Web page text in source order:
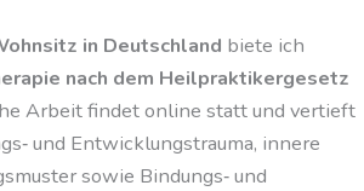
in Deutschland biete ich
nach dem Heilpraktikergesetz
Arbeit findet online statt und vertieft
und Entwicklungstrauma, innere
sowie Bindungs‑ und